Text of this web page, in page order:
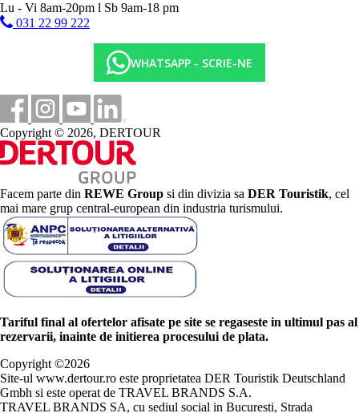
Lu - Vi 8am-20pm l Sb 9am-18 pm
031 22 99 222
WHATSAPP - SCRIE-NE
Copyright © 2026, DERTOUR
Facem parte din REWE Group si din divizia sa DER Touristik, cel
mai mare grup central-european din industria turismului.
Tariful final al ofertelor afisate pe site se regaseste in ultimul pas al
rezervarii, inainte de initierea procesului de plata.
Copyright ©2026
Site-ul www.dertour.ro este proprietatea DER Touristik Deutschland
Gmbh si este operat de TRAVEL BRANDS S.A.
TRAVEL BRANDS SA, cu sediul social in Bucuresti, Strada